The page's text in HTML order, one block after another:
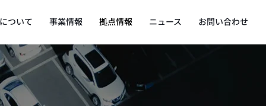
ついて 事業情報 拠点情報 ニュース お問い合わせ